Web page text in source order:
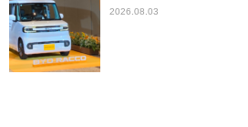
2026.08.03